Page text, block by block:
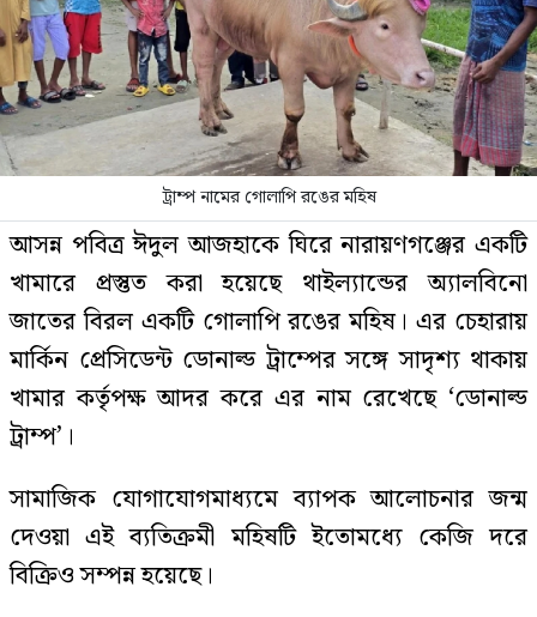
ট্রাম্প নামের গোলাপি রঙের মহিষ
আসন্ন পবিত্র ঈদুল আজহাকে ঘিরে নারায়ণগঞ্জের একটি
খামারে প্রস্তুত করা হয়েছে থাইল্যান্ডের অ্যালবিনো
জাতের বিরল একটি গোলাপি রঙের মহিষ। এর চেহারায়
মার্কিন প্রেসিডেন্ট ডোনাল্ড ট্রাম্পের সঙ্গে সাদৃশ্য থাকায়
খামার কর্তৃপক্ষ আদর করে এর নাম রেখেছে ‘ডোনাল্ড
ট্রাম্প’।
সামাজিক যোগাযোগমাধ্যমে ব্যাপক আলোচনার জন্ম
দেওয়া এই ব্যতিক্রমী মহিষটি ইতোমধ্যে কেজি দরে
বিক্রিও সম্পন্ন হয়েছে।